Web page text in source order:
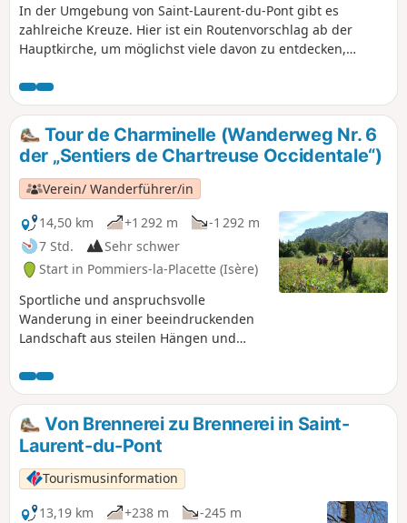
In der Umgebung von Saint-Laurent-du-Pont gibt es
zahlreiche Kreuze. Hier ist ein Routenvorschlag ab der
Hauptkirche, um möglichst viele davon zu entdecken,
Tour de Charminelle (Wanderweg Nr. 6
der „Sentiers de Chartreuse Occidentale“)
Verein/ Wanderführer/in
14,50 km
+1 292 m
-1 292 m
7 Std.
Sehr schwer
Start in Pommiers-la-Placette (Isère)
Sportliche und anspruchsvolle
Wanderung in einer beeindruckenden
Landschaft aus steilen Hängen und
Chartreuse sind, über ehemalige
Hochweiden, mit Abstieg in die
Wildbachbecken von Charminelle und
La Roize, vorbei an der Oase der Ruhe,
dem Kloster von Chalais, bevor Sie
wieder zum Ausgangspunkt gelangen.
Wanderweg Nr. 6 der „Sentiers de
Chartreuse Occidentale“. Es wird
Von Brennerei zu Brennerei in Saint-
Laurent-du-Pont
Tourismusinformation
13,19 km
+238 m -245 m